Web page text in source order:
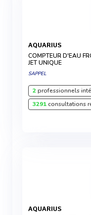
AQUARIUS
COMPTEUR D'EAU
JET UNIQUE
SAPPEL
2professionnels
3291consultations
AQUARIUS